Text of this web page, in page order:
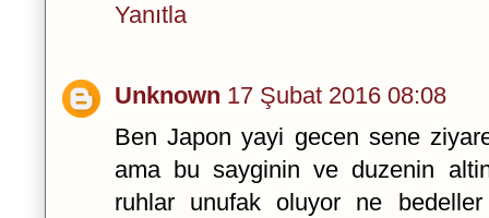
Yanıtla
Unknown 17 Şubat 2016 08:08
Ben Japon yayi gecen sene
ama bu sayginin ve duzenin
ruhlar unufak oluyor ne